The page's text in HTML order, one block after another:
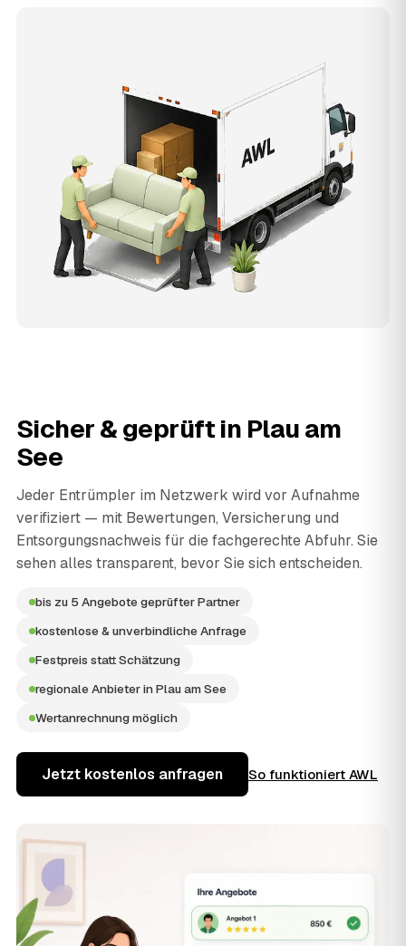
Sicher & geprüft in Plau am
See
Jeder Entrümpler im Netzwerk wird vor Aufnahme
verifiziert — mit Bewertungen, Versicherung und
Entsorgungsnachweis für die fachgerechte Abfuhr. Sie
sehen alles transparent, bevor Sie sich entscheiden.
bis zu 5 Angebote geprüfter Partner
kostenlose & unverbindliche Anfrage
Festpreis statt Schätzung
regionale Anbieter in Plau am See
Wertanrechnung möglich
Jetzt kostenlos anfragen So funktioniert AWL